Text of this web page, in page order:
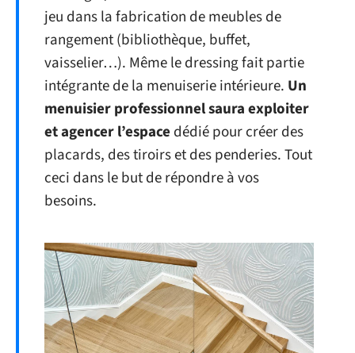
jeu dans la fabrication de meubles de
rangement (bibliothèque, buffet,
vaisselier…). Même le dressing fait partie
intégrante de la menuiserie intérieure. Un
menuisier professionnel saura exploiter
et agencer l’espace dédié pour créer des
placards, des tiroirs et des penderies. Tout
ceci dans le but de répondre à vos
besoins.